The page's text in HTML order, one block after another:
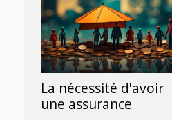
La nécessité d'avoir
une assurance